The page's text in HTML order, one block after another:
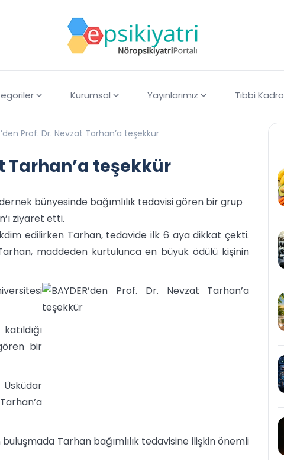
Kurumsal Yayınlarımız Tıbbi Kadro
Prof. Dr. Nevzat Tarhan’a teşekkür
Tarhan’a teşekkür
bünyesinde bağımlılık tedavisi gören bir grup
ziyaret etti.
edilirken Tarhan, tedavide ilk 6 aya dikkat çekti.
maddeden kurtulunca en büyük ödülü kişinin
bir
Tarhan bağımlılık tedavisine ilişkin önemli